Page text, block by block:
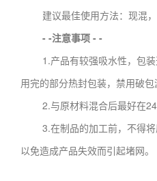
建议最佳使用方法：现混，
- -注意事项 - -
1.产品有较强吸水性，包装
用完的部分热封包装，禁用破包
2.与原材料混合后最好在24
3.在制品的加工前，不得将
以免造成产品失效而引起堵网。